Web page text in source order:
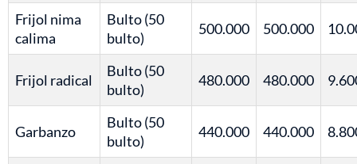
Frijol nima
calima
Bulto (50
bulto)
500.000 500.000
Frijol radical
Bulto (50
bulto)
480.000 480.000
Garbanzo
Bulto (50
bulto)
440.000 440.000